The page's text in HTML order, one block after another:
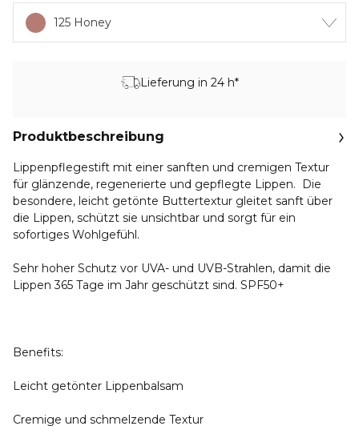
125 Honey
Lieferung in 24 h*
Produktbeschreibung
Lippenpflegestift mit einer sanften und cremigen Textur
für glänzende, regenerierte und gepflegte Lippen. Die
besondere, leicht getönte Buttertextur gleitet sanft über
die Lippen, schützt sie unsichtbar und sorgt für ein
sofortiges Wohlgefühl.
Sehr hoher Schutz vor UVA- und UVB-Strahlen, damit die
Lippen 365 Tage im Jahr geschützt sind. SPF50+
Benefits:
Leicht getönter Lippenbalsam
Cremige und schmelzende Textur